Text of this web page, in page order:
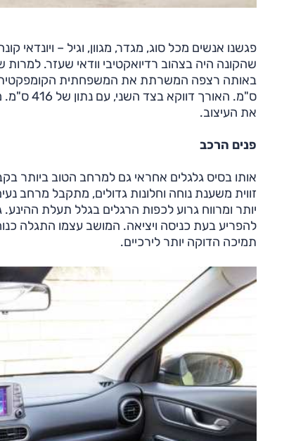
פגשנו אנשים מכל סוג, מגדר, מגוון, וגיל –
שהקונה היה בצהוב רדיואקטיבי וודאי שעזר.
ס"מ.
את העיצוב.
פנים הרכב
אותו בסיס גלגלים אחראי גם למרחב הטוב ביותר
זווית משענת נוחה וחלונות גדולים, מתקבל מרחב
יותר ומרווח גרוע לכפות הרגלים בגלל תעלת
להפריע בעת כניסה ויציאה. המושב עצמו התגלה
תמיכה הדוקה יותר לירכיים.